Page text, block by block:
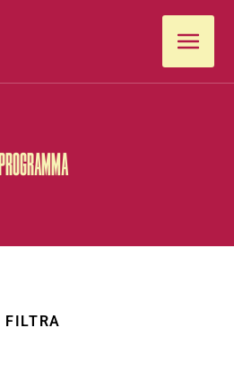
PROGRAMMA
FILTRA